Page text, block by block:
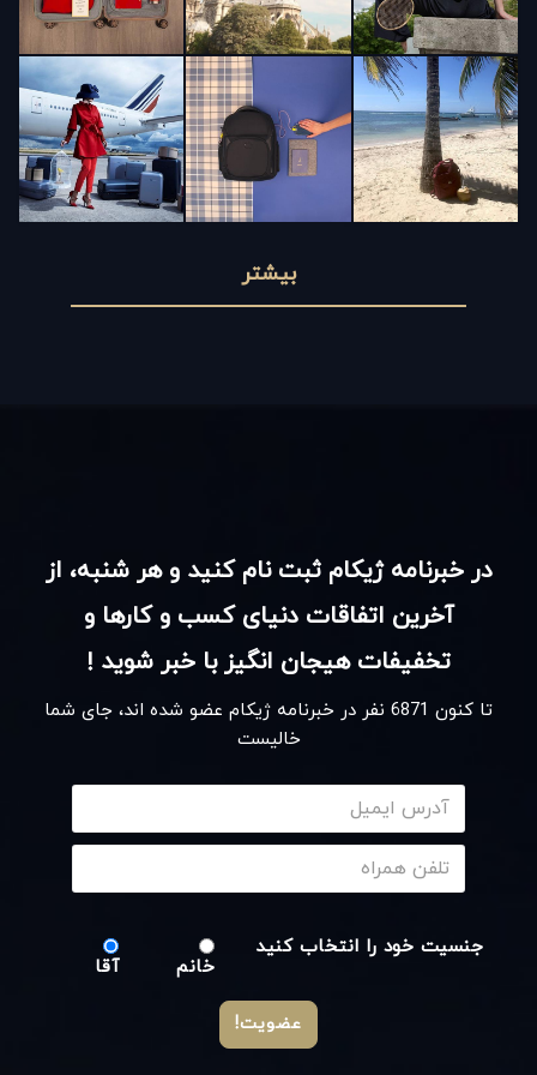
بیشتر
در خبرنامه ژیکام ثبت نام کنید و هر شنبه، از
آخرین اتفاقات دنیای کسب و کارها و
تخفیفات هیجان انگیز با خبر شوید !
تا کنون 6871 نفر در خبرنامه ژیکام عضو شده اند، جای شما
خالیست
جنسیت خود را انتخاب کنید
خانم
آقا
عضویت!